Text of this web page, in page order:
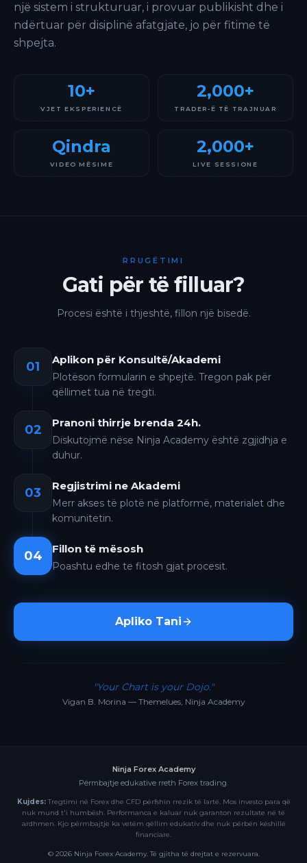
një sistem i strukturuar, i provuar publikisht dhe i
ndërtuar për disiplinë afatgjate, jo për fitime të
shpejta.
10+
VJET EKSPERIENCË
2,000+
TRADER-Ë TË TRAJNUAR
Qindra
VIDEO MËSIME
2,000+
LIVE SESSIONE
RRUGËTIMI
Gati për të filluar?
Procesi është i thjeshtë, fillon një bisedë.
01 Aplikon për Konsultë/Akademi
Plotëson formularin e shpejtë. Tregon pak për
qëllimet tua në tregti.
02 Pranoni thirrje brenda 24h.
Diskutojmë nëse Ninja Academy është zgjidhja e
duhur.
03 Regjistrimi ne Akademi
Merr akses të plotë në platformë, materialet dhe
komunitetin.
04 Fillon të mësosh
Poashtu edhe te fitosh gjat procesit.
Apliko Tani
"Your Chart is your Dojo."
Vigan B. Morina — Themelues, Ninja Academy
Ninja Forex Academy
Përmbajtje edukative rreth Forex trading.
Kujdes:Tregtimi në Forex dhe CFD përfshin rrezik të lartë. Mos investo para që
nuk mund t'i humbësh. Performanca e kaluar nuk garanton rezultate në të
ardhmen. Kjo përmbajtje ka vetëm qëllim edukativ dhe nuk përbën këshillë
financiare.
© 2026Ninja Forex Academy. Të gjitha të drejtat e rezervuara.